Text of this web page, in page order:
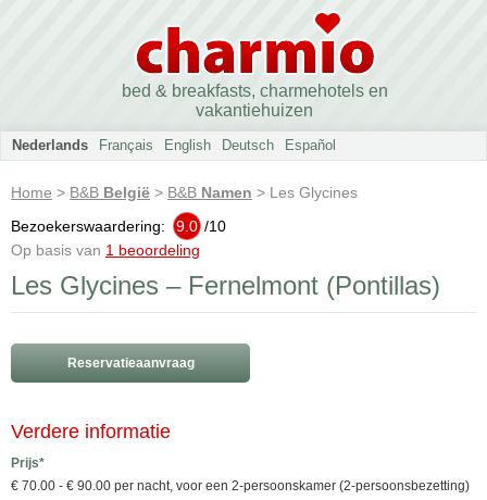
bed & breakfasts, charmehotels en
vakantiehuizen
Nederlands Français English Deutsch Español
Home > B&B België > B&B Namen > Les Glycines
Bezoekerswaardering:
9.0 /10
Op basis van 1 beoordeling
Les Glycines – Fernelmont (Pontillas)
Reservatieaanvraag
Verdere informatie
Prijs*
€ 70.00 - € 90.00 per nacht, voor een 2-persoonskamer (2-persoonsbezetting)